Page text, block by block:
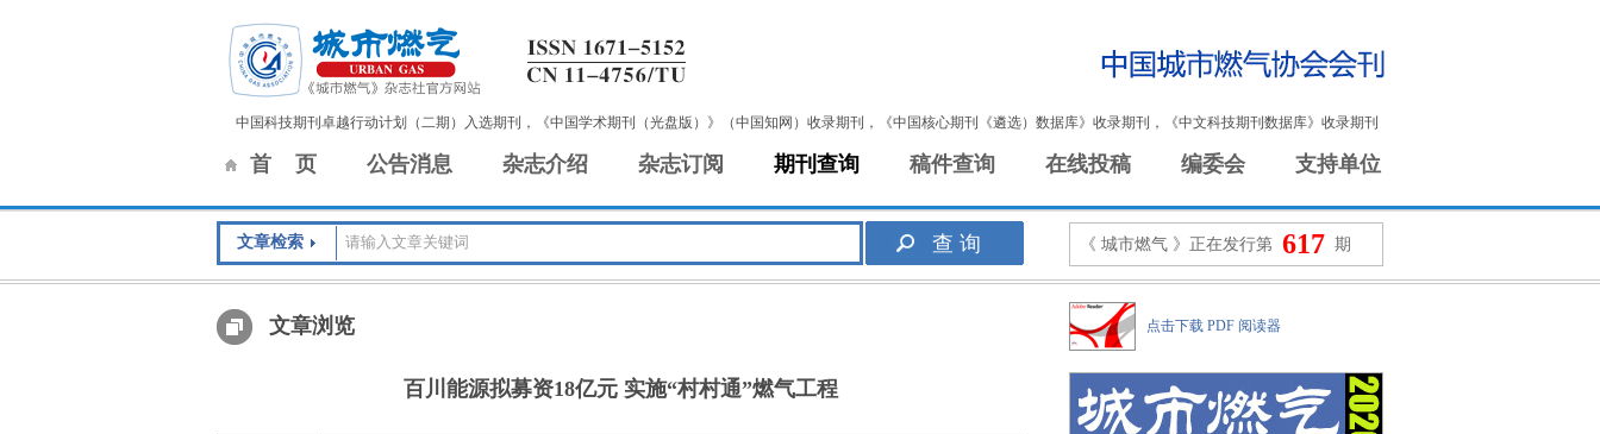
中国科技期刊卓越行动计划（二期）入选期刊，《中国学术期刊（光盘版）》（中国知网）收录期刊，《中国核心期刊《遴选）数据库》收录期刊，《中文科技期刊数据库》收录期刊
首 页 公告消息 杂志介绍 杂志订阅 期刊查询 稿件查询 在线投稿 编委会 支持单位
文章检索 《 城市燃气 》正在发行第 617 期
文章浏览
百川能源拟募资18亿元 实施“村村通”燃气工程
点击下载 PDF 阅读器